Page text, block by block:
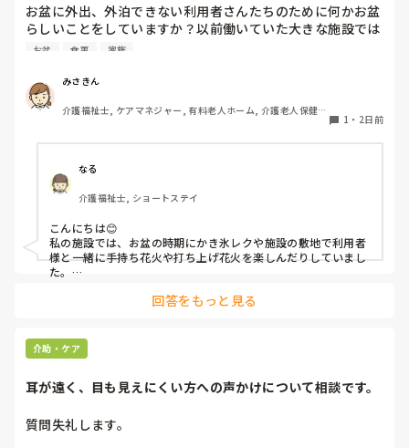
お盆に外出、外泊できない利用者さんたちのために何かお盆
らしいことをしていますか？以前働いていた大きな施設では
実際に住職さんを呼びご焼香できるようにそれ用のスペース
族が面会に来る…などでした。お盆まであと少しです。何か
していることがあればぜひシェアよろしくお願いします。
お盆 食事 家族
みさきん
介護福祉士, ケアマネジャー, 有料老人ホーム, 介護老人保健施
1 ・ 2日前
なる
介護福祉士, ショートステイ
こんにちは😊
私の施設では、お盆の時期にかき氷レクや施設の敷地で利用者
様と一緒に手持ち花火や打ち上げ花火を楽しんだりしていまし
た。
利用者様にとっても良い経験にもなりますね！
回答をもっと見る
介助・ケア
耳が遠く、目も見えにくい方への声かけについて相談です。
質問失礼します。